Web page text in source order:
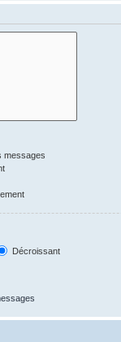
messages
Décroissant